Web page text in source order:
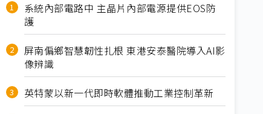
系統內部電路中 主晶片內部電源提供EOS防
護
屏南偏鄉智慧韌性扎根 東港安泰醫院導入AI影
像辨識
英特蒙以新一代即時軟體推動工業控制革新